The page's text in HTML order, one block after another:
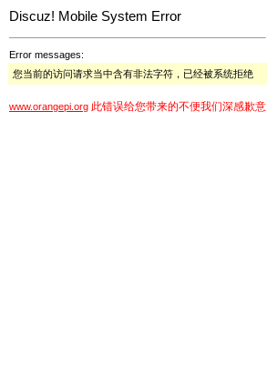
Discuz! Mobile System Error
Error messages:
您当前的访问请求当中含有非法字符，已经被系统拒绝
www.orangepi.org 此错误给您带来的不便我们深感歉意